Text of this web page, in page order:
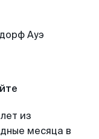
из
месяца в